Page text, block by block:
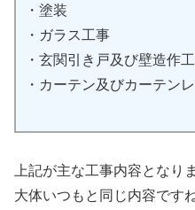
・塗装
・ガラス工事
・玄関引き戸及び壁造作
・カーテン及びカーテン
上記が主な工事内容となり
大体いつもと同じ内容ですね